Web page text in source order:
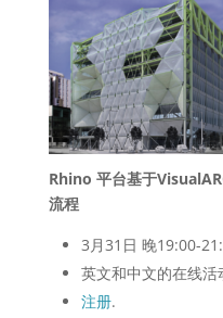
Rhino 平台基于
流程
3月31日 晚19:00-
英文和中文的在线活
注册.